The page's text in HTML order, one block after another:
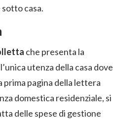
casa.
che presenta la
utenza della casa dove
pagina della lettera
domestica residenziale, si
delle spese di gestione